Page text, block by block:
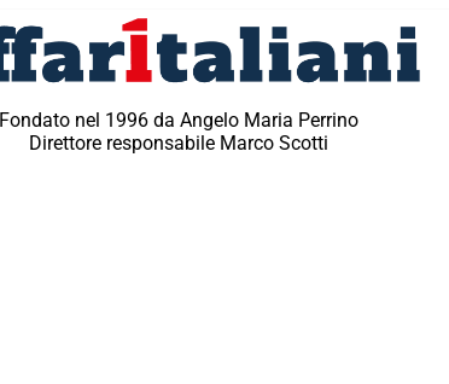
Fondato nel 1996 da Angelo Maria Perrino
Direttore responsabile Marco Scotti